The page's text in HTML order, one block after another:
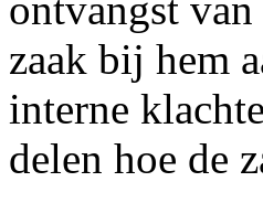
zaak bij hem
interne
delen hoe de